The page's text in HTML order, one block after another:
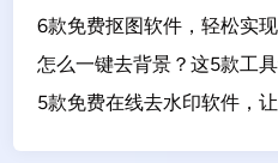
6款免费抠图软件，轻松实现
怎么一键去背景？这5款工
5款免费在线去水印软件，